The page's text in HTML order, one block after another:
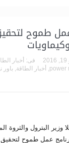
عمل طموح
فى: أخبار
power
, أخبار الطاقة, باور
البترول والثروة
عمل طموح